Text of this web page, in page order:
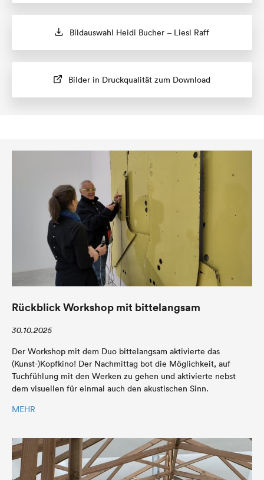
Bildauswahl Heidi Bucher – Liesl Raff
Bilder in Druckqualität zum Download
Rückblick Workshop mit bittelangsam
30.10.2025
Der Workshop mit dem Duo bittelangsam aktivierte das
(Kunst-)Kopfkino! Der Nachmittag bot die Möglichkeit, auf
Tuchfühlung mit den Werken zu gehen und aktivierte nebst
dem visuellen für einmal auch den akustischen Sinn.
MEHR